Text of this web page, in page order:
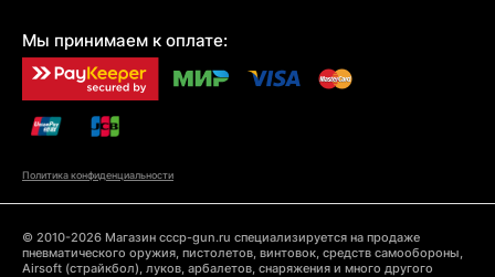
Мы принимаем к оплате:
Политика конфиденциальности
© 2010-2026 Магазин cccp-gun.ru специализируется на продаже
пневматического оружия, пистолетов, винтовок, средств самообороны,
Airsoft (страйкбол), луков, арбалетов, снаряжения и много другого